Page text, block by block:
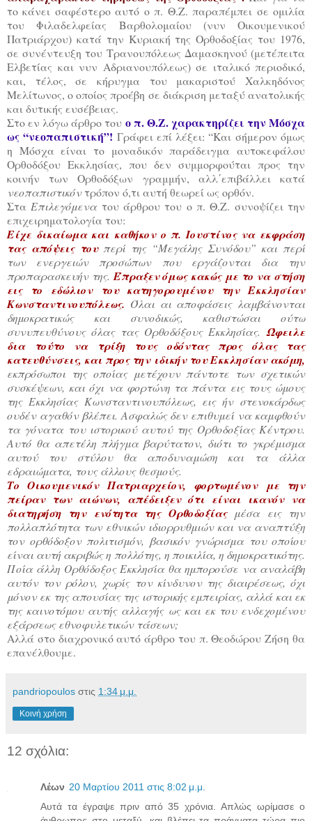
το κάνει σαφέστερο αυτό ο π. Θ.Ζ. παραπέμπει σε ομιλία
του Φιλαδελφείας Βαρθολομαίου (νυν Οικουμενικού
Πατριάρχου) κατά την Κυριακή της Ορθοδοξίας του 1976,
σε συνέντευξη του Τρανουπόλεως Δαμασκηνού (μετέπειτα
Ελβετίας και νυν Αδριανουπόλεως) σε ιταλικό περιοδικό,
και, τέλος, σε κήρυγμα του μακαριστού Χαλκηδόνος
Μελίτωνος, ο οποίος προέβη σε διάκριση μεταξύ ανατολικής
και δυτικής ευσέβειας.
Στο εν λόγω άρθρο του ο π. Θ.Ζ. χαρακτηρίζει την Μόσχα
ως “νεοπαπιστική”! Γράφει επί λέξει: “Και σήμερον όμως
η Μόσχα είναι το μοναδικόν παράδειγμα αυτοκεφάλου
Ορθοδόξου Εκκλησίας, που δεν συμμορφούται προς την
κοινήν των Ορθοδόξων γραμμήν, αλλ΄επιβάλλει κατά
νεοπαπιστικόντρόπον ό,τι αυτή θεωρεί ως ορθόν.
Στα Επιλεγόμενα του άρθρου του ο π. Θ.Ζ. συνοψίζει την
επιχειρηματολογία του:
Είχε δικαίωμα και καθήκον ο π. Ιουστίνος να εκφράση
τας απόψεις τουπερί της “Μεγάλης Συνόδου” και περί
των ενεργειών προσώπων που εργάζονται δια την
προπαρασκευήν της. Έπραξεν όμως κακώς με το να στήση
εις το εδώλιον του κατηγορουμένου την Εκκλησίαν
Κωνσταντινουπόλεως. Όλαι αι αποφάσεις λαμβάνονται
δημοκρατικώς και συνοδικώς, καθιστώσαι ούτω
συνυπευθύνους όλας τας Ορθοδόξους Εκκλησίας. Ώφειλε
δια τούτο να τρίξη τους οδόντας προς όλας τας
κατευθύνσεις, και προς την ιδικήν του Εκκλησίαν ακόμη,
εκπρόσωποι της οποίας μετέχουν πάντοτε των σχετικών
συσκέψεων, και όχι να φορτώνη τα πάντα εις τους ώμους
της Εκκλησίας Κωνσταντινουπόλεως, εις ήν στενοκάρδως
ουδέν αγαθόν βλέπει. Ασφαλώς δεν επιθυμεί να καμφθούν
τα γόνατα του ιστορικού αυτού της Ορθοδοξίας Κέντρου.
Αυτό θα απετέλη πλήγμα βαρύτατον, διότι το γκρέμισμα
αυτού του στύλου θα αποδυναμώση και τα άλλα
εδραιώματα, τους άλλους θεσμούς.
Το Οικουμενικόν Πατριαρχείον, φορτωμένον με την
πείραν των αιώνων, απέδειξεν ότι είναι ικανόν να
διατηρήση την ενότητα της Ορθοδοξίας μέσα εις την
πολλαπλότητα των εθνικών ιδιορρυθμιών και να αναπτύξη
τον ορθόδοξον πολιτισμόν, βασικόν γνώρισμα του οποίου
είναι αυτή ακριβώς η πολλότης, η ποικιλία, η δημοκρατικότης.
Ποία άλλη Ορθόδοξος Εκκλησία θα ημπορούσε να αναλάβη
αυτόν τον ρόλον, χωρίς τον κίνδυνον της διαιρέσεως, όχι
μόνον εκ της απουσίας της ιστορικής εμπειρίας, αλλά και εκ
της καινοτόμου αυτής αλλαγής ως και εκ του ενδεχομένου
εξάρσεως εθνοφυλετικών τάσεων;
Αλλά στο διαχρονικό αυτό άρθρο του π. Θεοδώρου Ζήση θα
επανέλθουμε.
pandriopoulos στις 1:34 μ.μ.
Κοινή χρήση
12 σχόλια:
Λέων 20 Μαρτίου 2011 στις 8:02 μ.μ.
Αυτά τα έγραψε πριν από 35 χρόνια. Απλώς ωρίμασε ο